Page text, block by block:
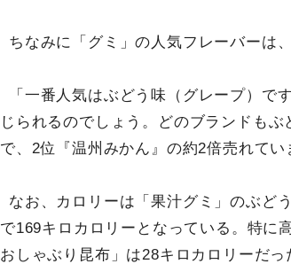
ちなみに「グミ」の人気フレーバーは
「一番人気はぶどう味（グレープ）で
じられるのでしょう。どのブランドも
で、2位『温州みかん』の約2倍売れてい
なお、カロリーは「果汁グミ」のぶど
で169キロカロリーとなっている。特に
おしゃぶり昆布」は28キロカロリーだっ